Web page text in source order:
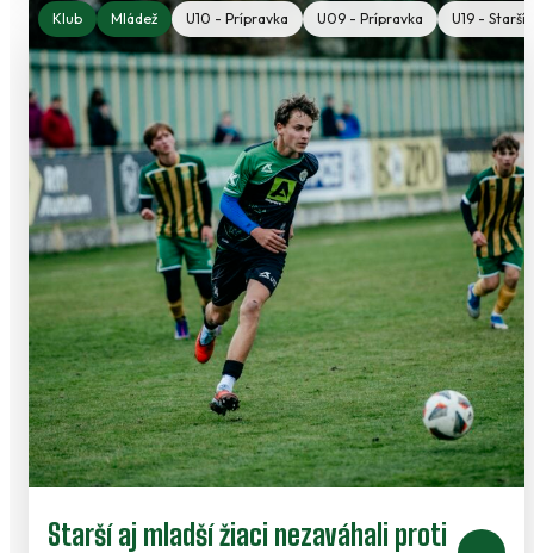
Klub Mládež U10 - Prípravka U09 - Prípravka U19 - Starší
Starší aj mladší žiaci nezaváhali proti